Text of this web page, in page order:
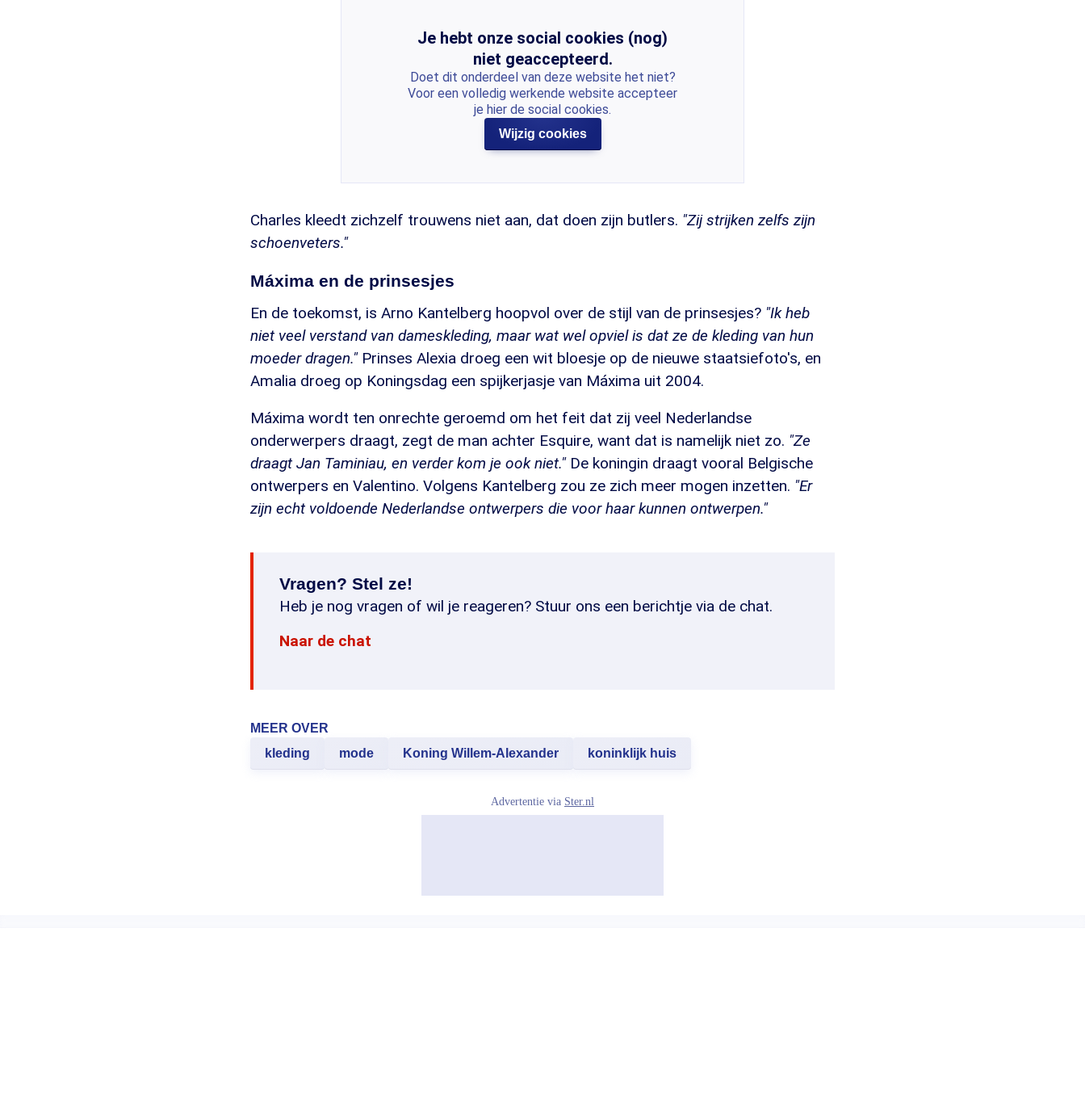
Je hebt onze social cookies (nog)
niet geaccepteerd.
Doet dit onderdeel van deze website het niet?
Voor een volledig werkende website accepteer
je hier de social cookies.
Wijzig cookies
Charles kleedt zichzelf trouwens niet aan, dat doen zijn butlers. "Zij strijken zelfs zijn
schoenveters."
Máxima en de prinsesjes
En de toekomst, is Arno Kantelberg hoopvol over de stijl van de prinsesjes? "Ik heb
niet veel verstand van dameskleding, maar wat wel opviel is dat ze de kleding van hun
moeder dragen."Prinses Alexia droeg een wit bloesje op de nieuwe staatsiefoto's, en
Amalia droeg op Koningsdag een spijkerjasje van Máxima uit 2004.
Máxima wordt ten onrechte geroemd om het feit dat zij veel Nederlandse
onderwerpers draagt, zegt de man achter Esquire, want dat is namelijk niet zo. "Ze
draagt Jan Taminiau, en verder kom je ook niet." De koningin draagt vooral Belgische
ontwerpers en Valentino. Volgens Kantelberg zou ze zich meer mogen inzetten. "Er
zijn echt voldoende Nederlandse ontwerpers die voor haar kunnen ontwerpen."
Vragen? Stel ze!
Heb je nog vragen of wil je reageren? Stuur ons een berichtje via de chat.
Naar de chat
MEER OVER
kleding
mode Koning Willem-Alexander koninklijk huis
Advertentie via Ster.nl